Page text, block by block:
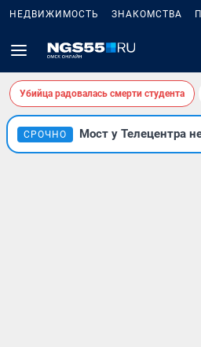
НЕДВИЖИМОСТЬ ЗНАКОМСТВА
Убийца радовалась смерти студента
СРОЧНО Мост у Телецентра